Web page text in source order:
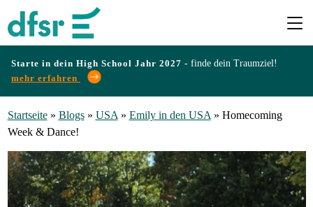
Starte in dein High School Jahr 2027 - finde dein Traumziel!
mehr erfahren
Programme
Infos
Startseite» Blogs» USA» Emily in den USA» Homecoming
Week & Dance!